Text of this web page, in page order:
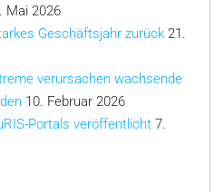
Mai 2026
Geschäftsjahr zurück 21.
verursachen wachsende
10. Februar 2026
Portals veröffentlicht 7.